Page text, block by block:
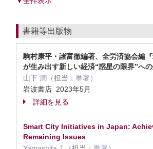
書籍等出版物
駒村康平・諸富徹編著、全労済協会編
が生み出す新しい経済“惑星の限界”への
山下 潤（担当： 単著）
岩波書店 2023年5月
詳細を見る
Smart City Initiatives in Japan:
Remaining Issues